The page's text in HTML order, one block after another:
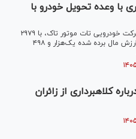
با وعده تحویل خودرو با
دادگاه رسیدگی به پرونده کثیرالشاکی شرکت خودرویی تات موتور تاک، با ۲۹۷۹
نفر شاکی و ۹ متهم حقیقی و حقوقی و ارزش مال برده شده یک‌هزار و ۴۹۸
کلاهبرداری از زائران